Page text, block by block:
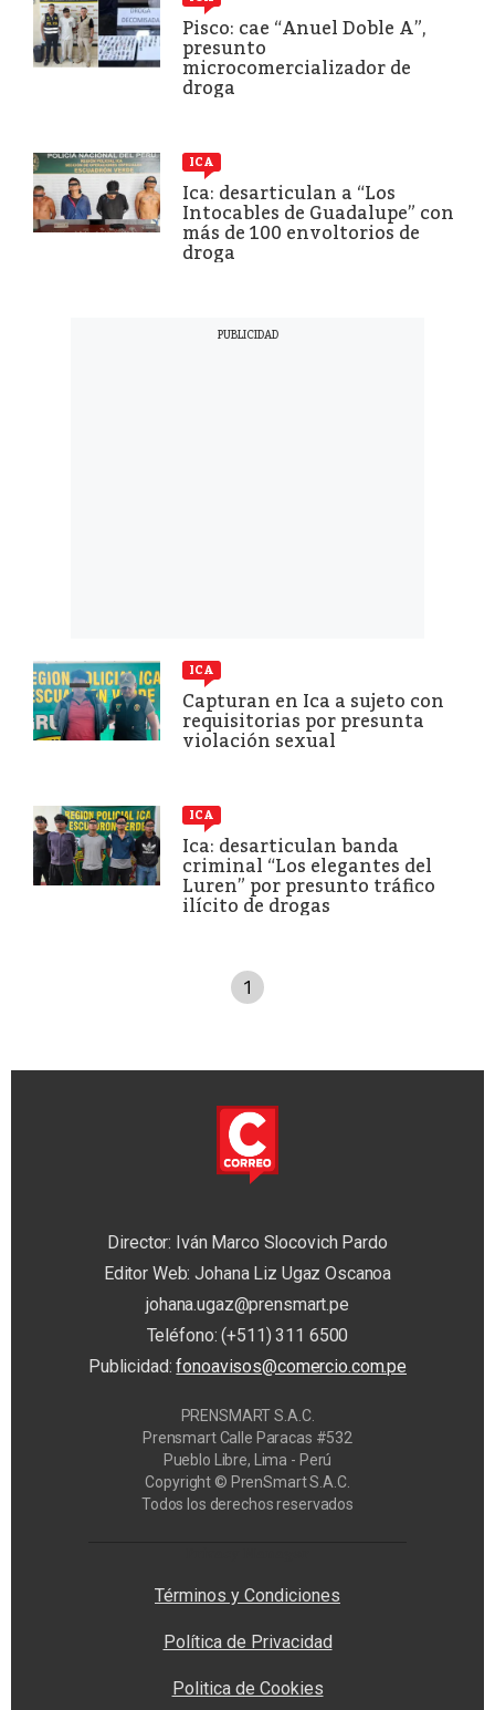
Pisco: cae “Anuel Doble A”,
presunto
microcomercializador de
droga
ICA
Ica: desarticulan a “Los
Intocables de Guadalupe” con
más de 100 envoltorios de
droga
ICA
Capturan en Ica a sujeto con
requisitorias por presunta
violación sexual
ICA
Ica: desarticulan banda
criminal “Los elegantes del
Luren” por presunto tráfico
ilícito de drogas
1
Director: Iván Marco Slocovich Pardo
Editor Web: Johana Liz Ugaz Oscanoa
johana.ugaz@prensmart.pe
Teléfono: (+511) 311 6500
Publicidad:fonoavisos@comercio.com.pe
PRENSMART S.A.C.
Prensmart Calle Paracas #532
Pueblo Libre, Lima - Perú
Copyright © PrenSmart S.A.C.
Todos los derechos reservados
Términos y Condiciones
Política de Privacidad
Politica de Cookies